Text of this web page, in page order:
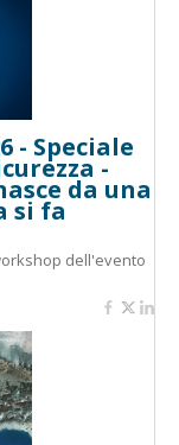
- Speciale
-
da una
si fa
dell'evento